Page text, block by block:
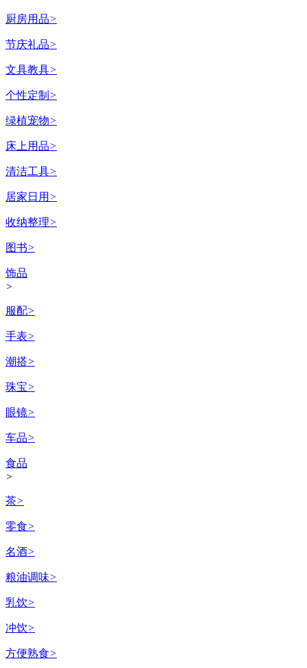
厨房用品>
节庆礼品>
文具教具>
个性定制 >
绿植宠物>
床上用品>
清洁工具>
居家日用 >
收纳整理>
图书>
饰品
>
服配>
手表>
潮搭>
珠宝>
眼镜>
车品>
食品
>
茶>
零食>
名酒>
粮油调味>
乳饮>
冲饮>
方便熟食>